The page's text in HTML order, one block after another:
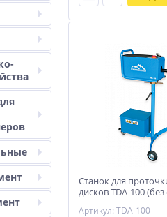
Станок для
дисков TDA-100 (без
Артикул: TDA-100